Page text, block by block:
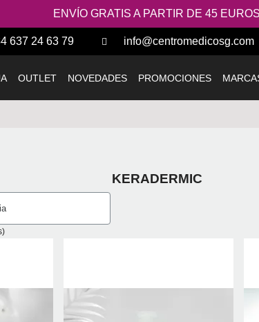
ENVÍO GRATIS A PARTIR DE 45 EUROS
637 24 63 79 info@centromedicosg.com
OUTLET NOVEDADES PROMOCIONES
KERADERMIC